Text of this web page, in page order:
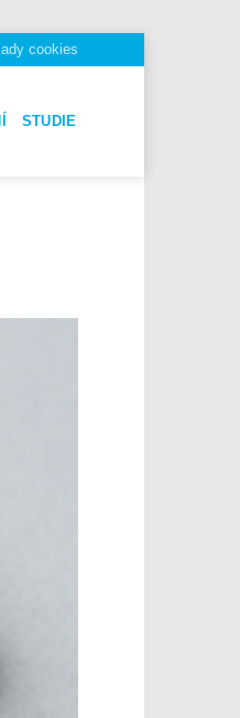
cookies
STUDIE